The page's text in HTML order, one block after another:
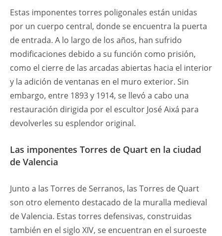
Estas imponentes torres poligonales están unidas
por un cuerpo central, donde se encuentra la puerta
de entrada. A lo largo de los años, han sufrido
modificaciones debido a su función como prisión,
como el cierre de las arcadas abiertas hacia el interior
y la adición de ventanas en el muro exterior. Sin
embargo, entre 1893 y 1914, se llevó a cabo una
restauración dirigida por el escultor José Aixá para
devolverles su esplendor original.
Las imponentes Torres de Quart en la ciudad
de Valencia
Junto a las Torres de Serranos, las Torres de Quart
son otro elemento destacado de la muralla medieval
de Valencia. Estas torres defensivas, construidas
también en el siglo XIV, se encuentran en el suroeste